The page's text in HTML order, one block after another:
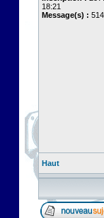
18:21
Message(s) :
Haut